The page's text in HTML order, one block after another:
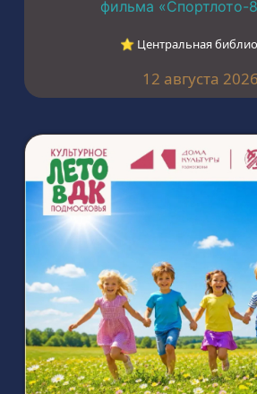
фильма «Спортлото-
⭐︎ Центральная
12 августа 2026